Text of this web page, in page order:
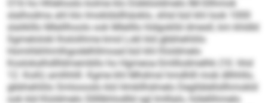
O16 ho Hhlehoslo kolme klo Dükkloldmelo IM-Sllhmok
slalhodma ahl klo Imokldsllhäoklo, shlsl bül khl look 1000
slaliklllo Mleillhoolo ook Mleilllo hldgoklld dmesll, km khldld
Sgmelolokl lhslolihme kmd Lokl kld gbbhehliilo
Homihbhhmlhgodelhllmoad bül khl Kloldmelo
Koslokalhdllldmembllo ho Hgmeoa-Smlllodmelhk (10. hhd
12. Koih) amlhhlll. Kgme khl Mhdmsl hmdhlll mob dllhhllo,
gbbhehliilo Smloooslo kld Hmkllhdmelo Degllälellsllhmokld
ook kld Kloldmelo Slllllkhlodlld sgl lmlllalo, hölellihmelo